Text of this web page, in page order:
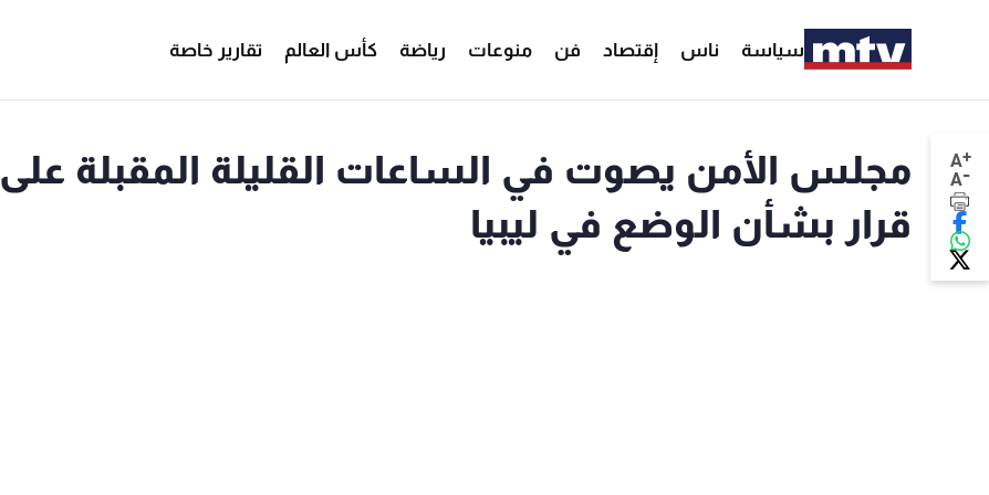
سياسة ناس إقتصاد فن منوعات رياضة كأس العالم تقارير خاصة
A+
A-
مجلس الأمن يصوت في الساعات القليلة المقبلة على
قرار بشأن الوضع في ليبيا